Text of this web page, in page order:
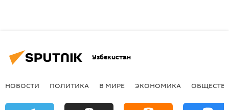
Узбекистан
НОВОСТИ ПОЛИТИКА В МИРЕ ЭКОНОМИКА